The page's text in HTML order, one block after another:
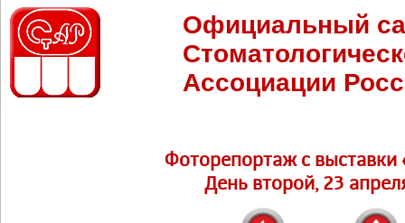
Официальный
Ассоциации
Фоторепортаж c выставки
День второй, 23